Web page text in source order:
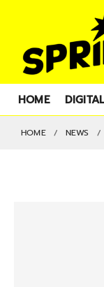
HOME
HOME NEWS